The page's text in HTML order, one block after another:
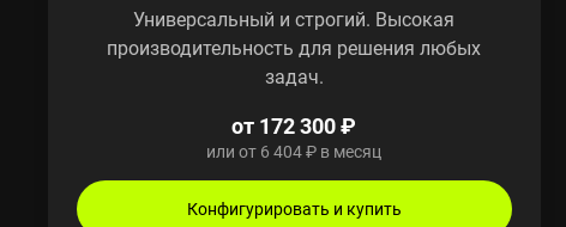
Универсальный и строгий. Высокая
производительность для решения любых
задач.
от 172 300 ₽
или от 6 404 ₽ в месяц
Конфигурировать и купить